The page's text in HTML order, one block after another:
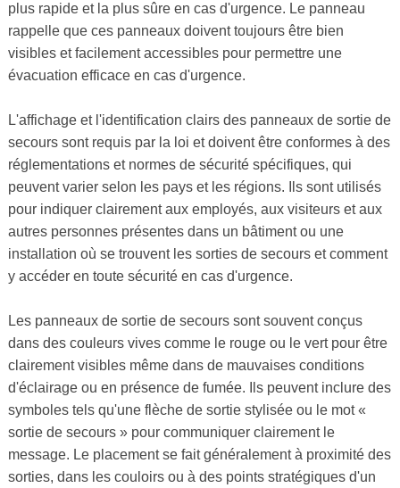
plus rapide et la plus sûre en cas d'urgence. Le panneau
rappelle que ces panneaux doivent toujours être bien
visibles et facilement accessibles pour permettre une
évacuation efficace en cas d'urgence.
L'affichage et l'identification clairs des panneaux de sortie de
secours sont requis par la loi et doivent être conformes à des
réglementations et normes de sécurité spécifiques, qui
peuvent varier selon les pays et les régions. Ils sont utilisés
pour indiquer clairement aux employés, aux visiteurs et aux
autres personnes présentes dans un bâtiment ou une
installation où se trouvent les sorties de secours et comment
y accéder en toute sécurité en cas d'urgence.
Les panneaux de sortie de secours sont souvent conçus
dans des couleurs vives comme le rouge ou le vert pour être
clairement visibles même dans de mauvaises conditions
d'éclairage ou en présence de fumée. Ils peuvent inclure des
symboles tels qu'une flèche de sortie stylisée ou le mot «
sortie de secours » pour communiquer clairement le
message. Le placement se fait généralement à proximité des
sorties, dans les couloirs ou à des points stratégiques d'un